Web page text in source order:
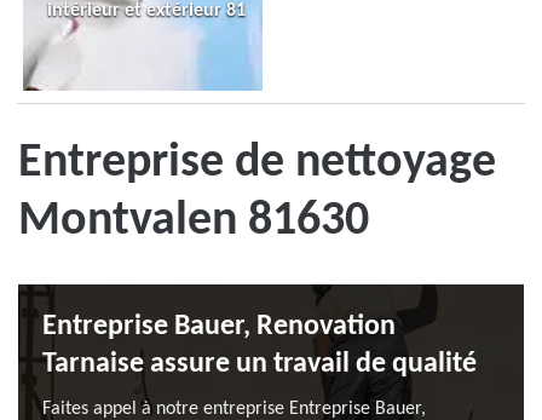
intérieur et extérieur 81
Entreprise de nettoyage
Montvalen 81630
Entreprise Bauer, Renovation
Tarnaise assure un travail de qualité
Faites appel à notre entreprise Entreprise Bauer,